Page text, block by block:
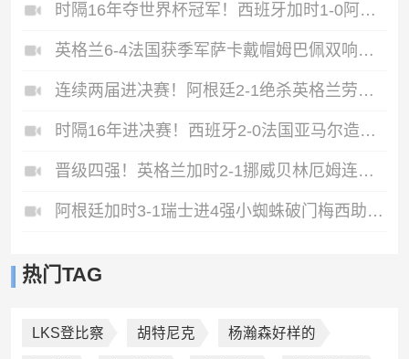
时隔16年夺世界杯冠军！西班牙加时1-0阿根廷费兰制胜恩佐染红
英格兰6-4法国获季军萨卡戴帽姆巴佩双响创纪录奥利塞2助+失良机
连续两届进决赛！阿根廷2-1绝杀英格兰劳塔罗恩佐破门梅西两助攻
时隔16年进决赛！西班牙2-0法国亚马尔造点奥亚萨瓦尔、波罗破门
晋级四强！英格兰加时2-1挪威贝林厄姆连场双响谢尔德鲁普破门
阿根廷加时3-1瑞士进4强小蜘蛛破门梅西助攻麦卡恩博洛假摔染红
热门TAG
LKS登比察 胡特尼克 杨瀚森好样的